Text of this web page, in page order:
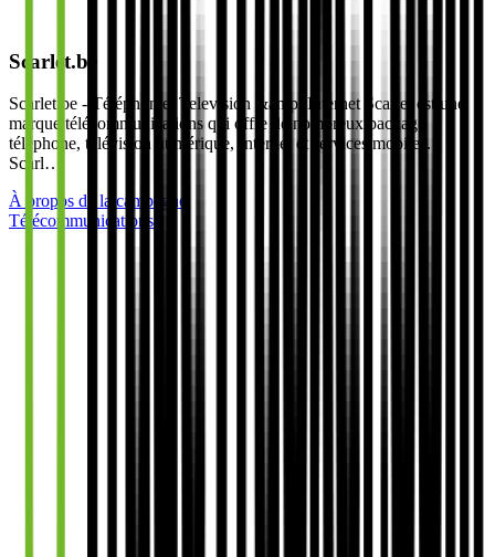
Scarlet.be
Scarlet.be - Téléphonie, Television &amp; Internet Scarlet est une
marque télécommunications qui offre de nombreux package
téléphone, télévision numérique, Internet et services mobiles.
Scarl…
À propos de la campagne
Télécommunications